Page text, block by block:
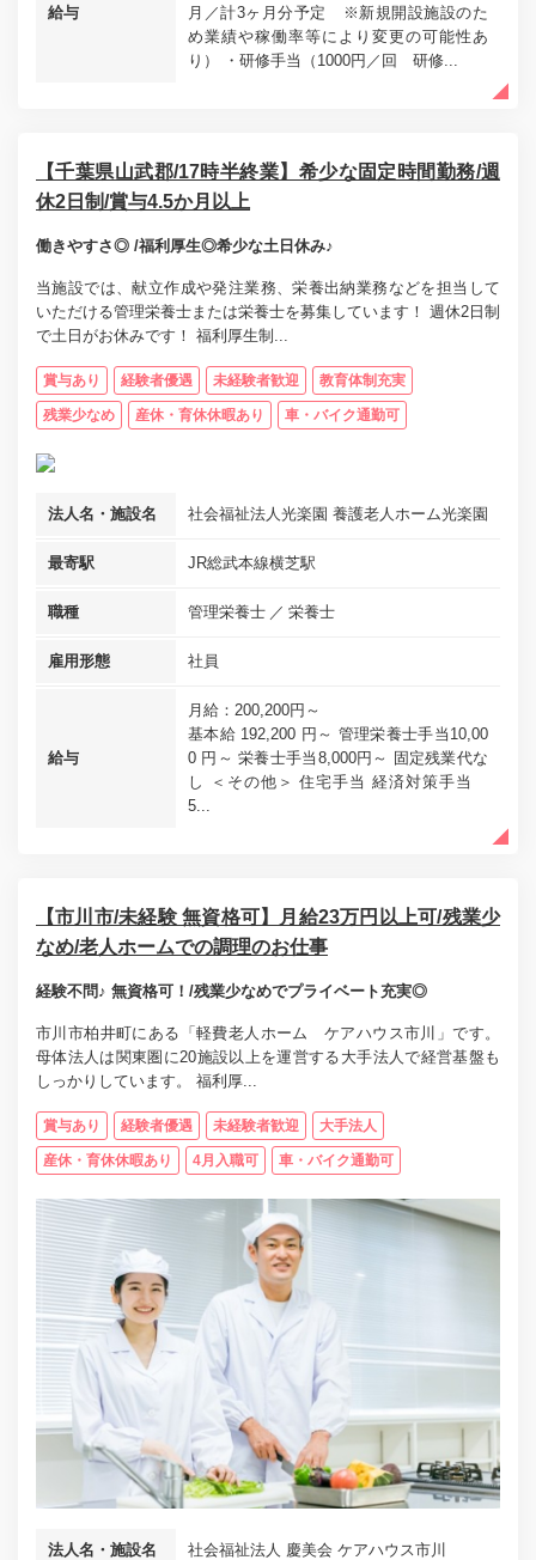
給与
月／計3ヶ月分予定 ※新規開設施設のた
め業績や稼働率等により変更の可能性あ
り） ・研修手当（1000円／回 研修...
【千葉県山武郡/17時半終業】希少な固定時間勤務/週
休2日制/賞与4.5か月以上
働きやすさ◎ /福利厚生◎希少な土日休み♪
当施設では、献立作成や発注業務、栄養出納業務などを担当して
いただける管理栄養士または栄養士を募集しています！ 週休2日制
で土日がお休みです！ 福利厚生制...
賞与あり 経験者優遇 未経験者歓迎 教育体制充実
残業少なめ 産休・育休休暇あり 車・バイク通勤可
法人名・施設名 社会福祉法人光楽園 養護老人ホーム光楽園
最寄駅 JR総武本線横芝駅
職種 管理栄養士 栄養士
雇用形態 社員
給与
月給：200,200円～
基本給 192,200 円～ 管理栄養士手当10,00
0 円～ 栄養士手当8,000円～ 固定残業代な
し ＜その他＞ 住宅手当 経済対策手当
5...
【市川市/未経験 無資格可】月給23万円以上可/残業少
なめ/老人ホームでの調理のお仕事
経験不問♪ 無資格可！/残業少なめでプライベート充実◎
市川市柏井町にある「軽費老人ホーム ケアハウス市川」です。
母体法人は関東圏に20施設以上を運営する大手法人で経営基盤も
しっかりしています。 福利厚...
賞与あり 経験者優遇 未経験者歓迎 大手法人
産休・育休休暇あり 4月入職可 車・バイク通勤可
法人名・施設名 社会福祉法人 慶美会 ケアハウス市川